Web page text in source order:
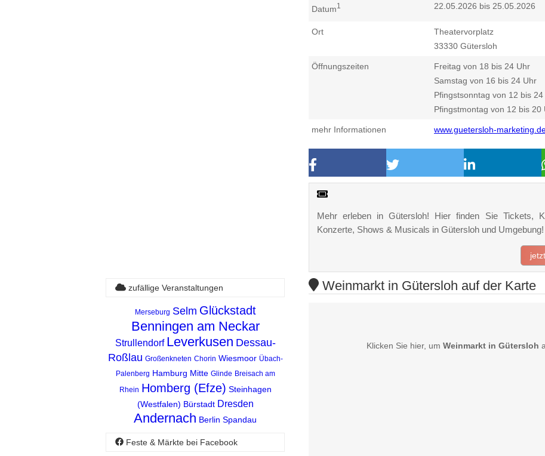
Datum1 22.05.2026 bis 25.05.2026
Ort
Theatervorplatz
33330 Gütersloh
Öffnungszeiten
Freitag von 18 bis 24 Uhr
Samstag von 16 bis 24 Uhr
Pfingstsonntag von 12 bis
Pfingstmontag von 12 bis 20
mehr Informationen www.guetersloh-
Mehr erleben in Gütersloh! Hier finden Sie Tickets,
Konzerte, Shows & Musicals in Gütersloh und Umgebung!
Weinmarkt in Gütersloh auf der Karte
Klicken Sie hier, um Weinmarkt in Gütersloh
zufällige Veranstaltungen
Merseburg Selm Glückstadt
Benningen am Neckar
Strullendorf Leverkusen Dessau-
Roßlau Großenkneten Chorin Wiesmoor Übach-
Palenberg Hamburg Mitte Glinde Breisach am
Rhein Homberg (Efze) Steinhagen
(Westfalen) Bürstadt Dresden
Andernach Berlin Spandau
Feste & Märkte bei Facebook